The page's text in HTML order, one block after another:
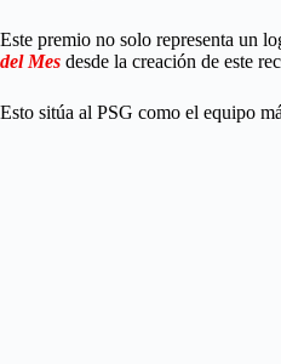
Este premio no solo representa un
del Mes desde la creación de este
Esto sitúa al PSG como el equipo